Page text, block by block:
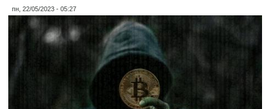
пн, 22/05/2023 - 05:27